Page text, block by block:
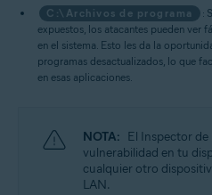
C:\Archivos de programa
:
expuestos, los atacantes pueden ver
en el sistema. Esto les da la
programas desactualizados, lo que
en esas aplicaciones.
NOTA: El Inspector
vulnerabilidad en tu
cualquier otro
LAN.